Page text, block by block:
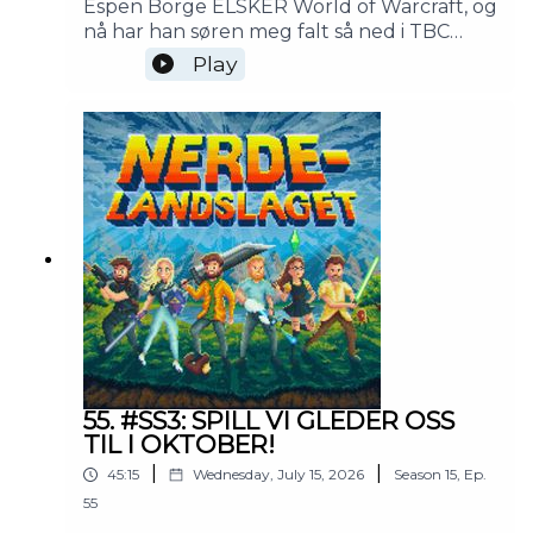
Espen Borge ELSKER World of Warcraft, og
nå har han søren meg falt så ned i TBC
Classic-bøtta at vi klinker ut 40 minutter
om hvorfor WoW igjen og igjen beviser at
det er et av verdens beste spill. Ja, også blir
det som vanlig en hel haug med
digresjoner om stand-up, Korps
Loppemarked, det å "snakke ut", fellesskap
og Tour De France. God helg!
Play
55. #SS3: SPILL VI GLEDER OSS
TIL I OKTOBER!
45:15 Wednesday, July 15, 2026 Season 15, Ep.
55